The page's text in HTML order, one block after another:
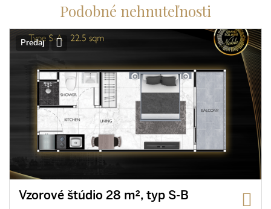
Podobné nehnuteľnosti
Predaj
Vzorové štúdio 28 m², typ S-B